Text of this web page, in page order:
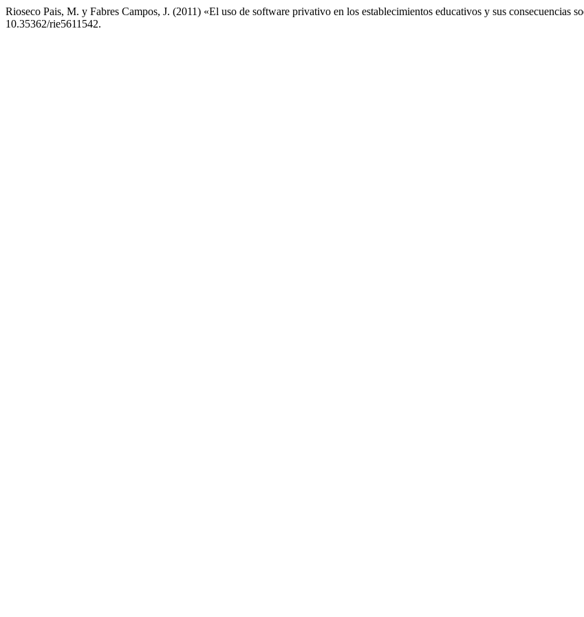
Rioseco Pais, M. y Fabres Campos, J. (2011) «El uso de software privativo en los establecimientos educativos y sus consecuencias
10.35362/rie5611542.